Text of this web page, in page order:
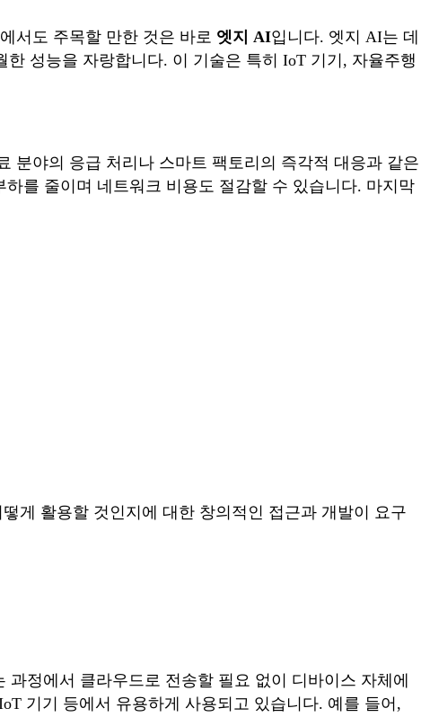
서도 주목할 만한 것은 바로 엣지 AI입니다. 엣지 AI는 데
성능을 자랑합니다. 이 기술은 특히 IoT 기기, 자율주행
분야의 응급 처리나 스마트 팩토리의 즉각적 대응과 같은
를 줄이며 네트워크 비용도 절감할 수 있습니다. 마지막
게 활용할 것인지에 대한 창의적인 접근과 개발이 요구
정에서 클라우드로 전송할 필요 없이 디바이스 자체에
기기 등에서 유용하게 사용되고 있습니다. 예를 들어,